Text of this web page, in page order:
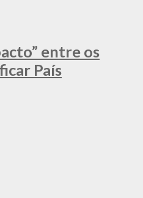
entre os
País